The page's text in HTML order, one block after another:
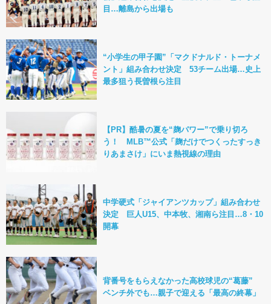
目…離島から出場も
“小学生の甲子園”「マクドナルド・トーナメ
ント」組み合わせ決定 53チーム出場…史上
最多狙う長曽根ら注目
【PR】酷暑の夏を“麹パワー”で乗り切ろ
う！ MLB™公式「麹だけでつくったすっき
りあまさけ」にいま熱視線の理由
中学硬式「ジャイアンツカップ」組み合わせ
決定 巨人U15、中本牧、湘南ら注目…8・10
開幕
背番号をもらえなかった高校球児の“葛藤”
ベンチ外でも…親子で迎える「最高の終幕」